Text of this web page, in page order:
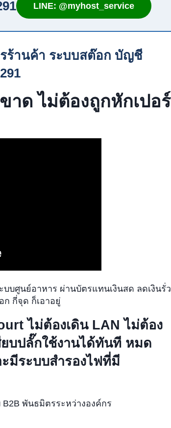
LINE: @myhost_service
ร้านค้า ระบบสต๊อก บัญชี
ด ไม่ต้องถูกหักเปอร์
บบศูนย์อาหาร ผ่านบัตรแทนเงินสด ลดเงินรั่ว
ก กี่จุด ก็เอาอยู่
ไม่ต้องเดิน LAN ไม่ต้อง
บปลั๊กใช้งานได้ทันที หมด
มีระบบสำรองไฟที่มี
พันธมิตรระหว่างองค์กร